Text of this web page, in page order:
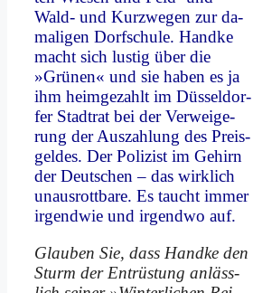
Wald- und Kurz­we­gen zur da­
ma­li­gen Dorf­schu­le. Hand­ke
macht sich lu­stig über die
»Grü­nen« und sie ha­ben es ja
ihm heim­ge­zahlt im Düs­sel­dor­
fer Stadt­rat bei der Ver­wei­ge­
rung der Aus­zah­lung des Preis­
gel­des. Der Po­li­zist im Ge­hirn
der Deut­schen – das wirk­lich
un­aus­rott­ba­re. Es taucht im­mer
ir­gend­wie und ir­gend­wo auf.
Glau­ben Sie, dass Hand­ke den
Sturm der Ent­rü­stung an­läss­